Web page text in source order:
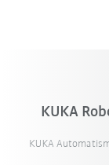
KUKA
KUKA